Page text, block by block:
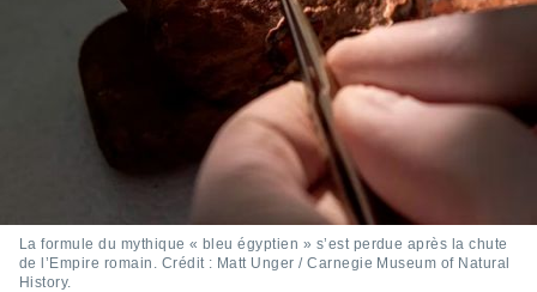
La formule du mythique « bleu égyptien » s’est perdue après la chute
de l’Empire romain. Crédit : Matt Unger / Carnegie Museum of Natural
History.